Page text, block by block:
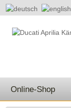
Online-Shop